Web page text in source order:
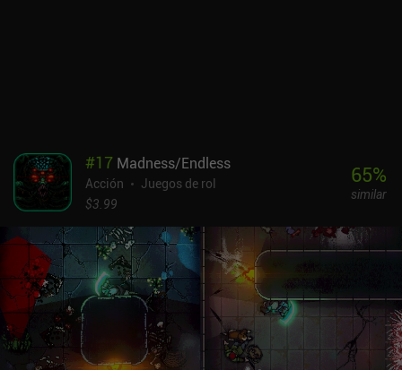
#17 Madness/Endless
Acción
Juegos de rol
$3.99
65%
similar